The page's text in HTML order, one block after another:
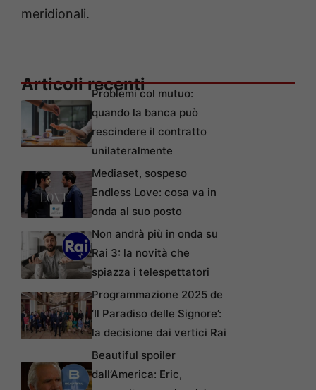
meridionali.
Articoli recenti
Problemi col mutuo:
quando la banca può
rescindere il contratto
unilateralmente
Mediaset, sospeso
Endless Love: cosa va in
onda al suo posto
Non andrà più in onda su
Rai 3: la novità che
spiazza i telespettatori
Programmazione 2025 de
‘Il Paradiso delle Signore’:
la decisione dai vertici Rai
Beautiful spoiler
dall’America: Eric,